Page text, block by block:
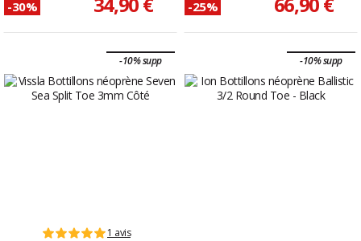
-30% -25%
-10% supp
1 avis
-10% supp